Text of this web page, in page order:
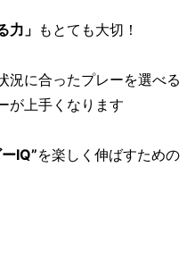
力」 もとても大切！
況に合ったプレーを選べる
が上手くなります
IQ”を楽しく伸ばすための